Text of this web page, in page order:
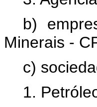
b)
Minerais -
c)
1.